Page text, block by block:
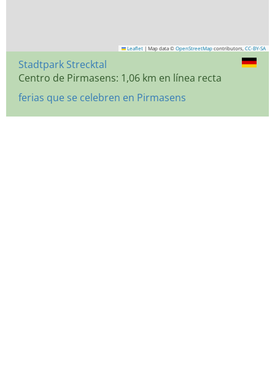
Leaflet | Map data © OpenStreetMap contributors, CC-BY-SA
Stadtpark Strecktal
Centro de Pirmasens: 1,06 km en línea recta
ferias que se celebren en Pirmasens